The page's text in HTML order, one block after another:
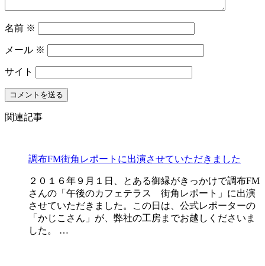
名前 ※
メール ※
サイト
関連記事
調布FM街角レポートに出演させていただきました
２０１６年９月１日、とある御縁がきっかけで調布FM
さんの「午後のカフェテラス 街角レポート」に出演
させていただきました。この日は、公式レポーターの
「かじこさん」が、弊社の工房までお越しくださいま
した。 …